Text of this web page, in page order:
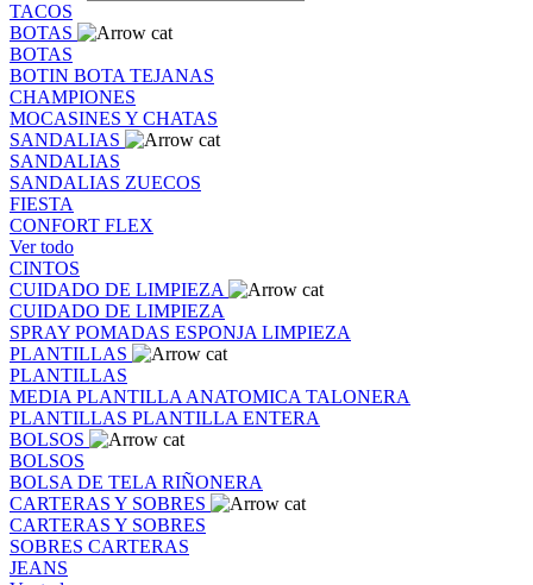
TACOS
BOTAS
BOTAS
BOTIN BOTA TEJANAS
CHAMPIONES
MOCASINES Y CHATAS
SANDALIAS
SANDALIAS
SANDALIAS ZUECOS
FIESTA
CONFORT FLEX
Ver todo
CINTOS
CUIDADO DE LIMPIEZA
CUIDADO DE LIMPIEZA
SPRAY POMADAS ESPONJA LIMPIEZA
PLANTILLAS
PLANTILLAS
MEDIA PLANTILLA ANATOMICA TALONERA
PLANTILLAS PLANTILLA ENTERA
BOLSOS
BOLSOS
BOLSA DE TELA RIÑONERA
CARTERAS Y SOBRES
CARTERAS Y SOBRES
SOBRES CARTERAS
JEANS